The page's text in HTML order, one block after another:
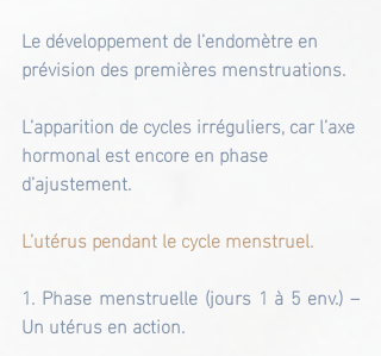
Le développement de l’endomètre en
prévision des premières menstruations.
L’apparition de cycles irréguliers, car l’axe
hormonal est encore en phase
d’ajustement.
L’utérus pendant le cycle menstruel.
1. Phase menstruelle (jours 1 à 5 env.) –
Un utérus en action.